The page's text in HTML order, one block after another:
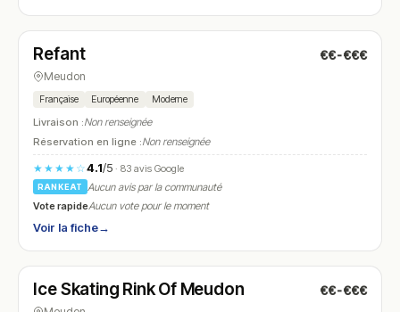
N° 17
Refant €€-€€€
Meudon
Française Européenne Moderne
Livraison :Non renseignée
Réservation en ligne :Non renseignée
★★★★☆4.1/5· 83 avis Google
RANKEAT
Aucun avis par la communauté
Vote rapideAucun vote pour le moment
Voir la fiche→
N° 18
Ice Skating Rink Of Meudon €€-€€€